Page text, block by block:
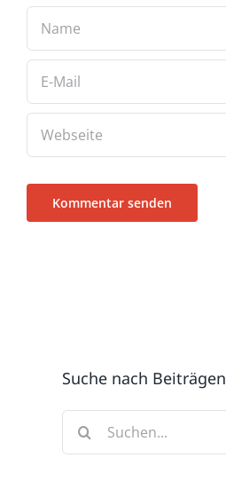
Suche nach Beiträgen
nach: